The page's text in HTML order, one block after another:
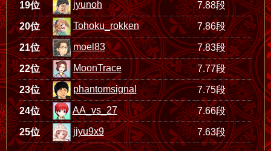
19位 jyunoh 7.88段
20位 Tohoku_rokken 7.86段
21位 moel83 7.83段
22位 MoonTrace 7.77段
23位 phantomsignal 7.75段
24位 AA_vs_27 7.66段
25位 jiyu9x9 7.63段